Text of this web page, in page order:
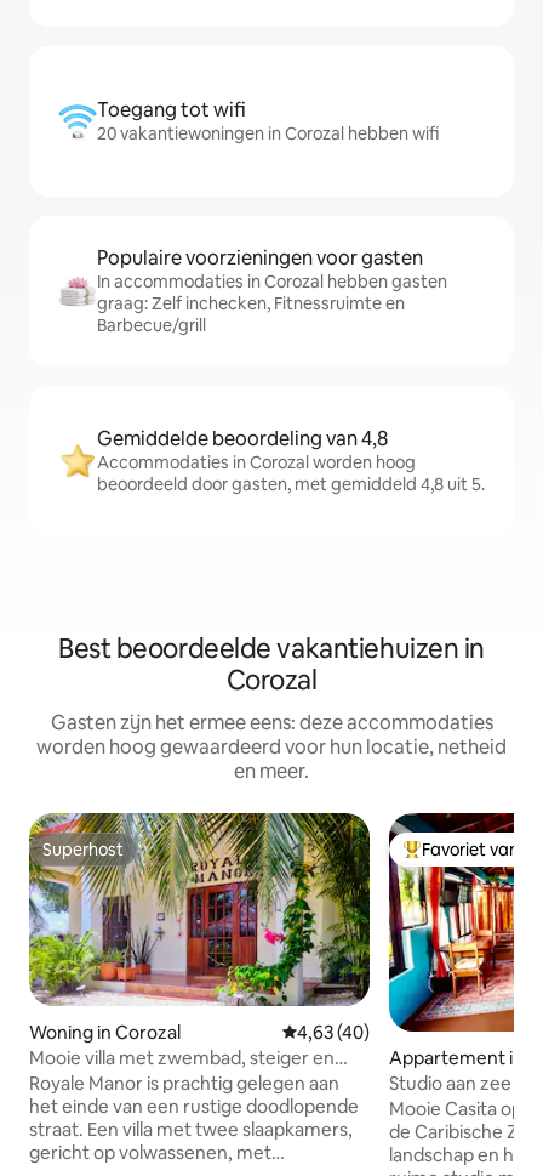
Toegang tot wifi
20 vakantiewoningen in Corozal hebben wifi
Populaire voorzieningen voor gasten
In accommodaties in Corozal hebben gasten
graag: Zelf inchecken, Fitnessruimte en
Barbecue/grill
Gemiddelde beoordeling van 4,8
Accommodaties in Corozal worden hoog
beoordeeld door gasten, met gemiddeld 4,8 uit 5.
Best beoordeelde vakantiehuizen in
Corozal
Gasten zijn het ermee eens: deze accommodaties
worden hoog gewaardeerd voor hun locatie, netheid
en meer.
Superhost
Superhost
Woning in Corozal Gemiddelde beoordeling van
4,63 (40)
Mooie villa met zwembad, steiger en
uitzicht op de oceaan en het kanaal
Royale Manor is prachtig gelegen aan
het einde van een rustige doodlopende
straat. Een villa met twee slaapkamers,
gericht op volwassenen, met
Topfavoriet van
Favoriet van
Appartement in
Studio aan zee
Mooie Casita op
de Caribische
landschap en het